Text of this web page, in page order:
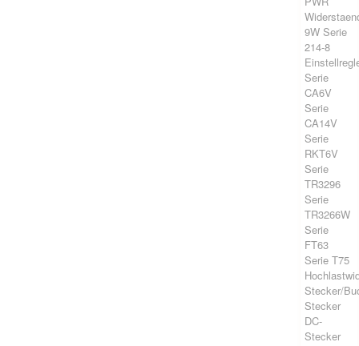
9W Serie
214-8
Serie
CA6V
Serie
CA14V
Serie
RKT6V
Serie
TR3296
Serie
TR3266W
Serie
FT63
Serie T75
Stecker/
Stecker
DC-
Stecker